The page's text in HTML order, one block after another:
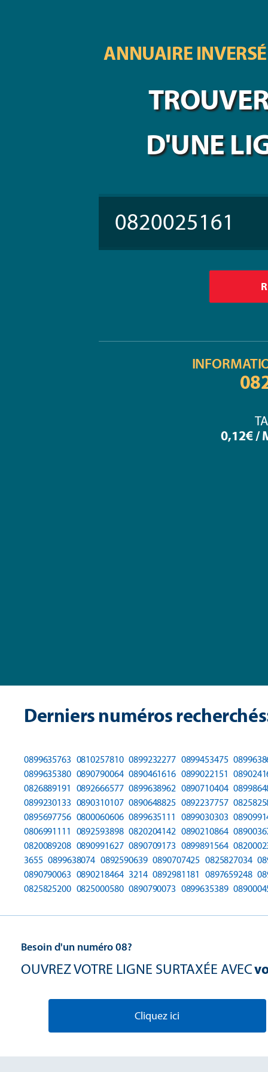
ANNUAIRE
D'UNE
0,12€ /
Derniers numéros
0899635763 0810257810 0899232277 0899453475
0899635380 0890790064 0890461616 0899022151
0826889191 0892666577 0899638962 0890710404
0899230133 0890310107 0890648825 0892237757
0895697756 0800060606 0899635111 0899030303
0806991111 0892593898 0820204142 0890210864
0820089208 0890991627 0890709173 0899891564
3655 0899638074 0892590639 0890707425 0825827034
0890790063 0890218464 3214 0892981181 0897659248
0825825200 0825000580 0890790073 0899635389
Besoin d'un numéro 08?
OUVREZ VOTRE LIGNE SURTAXÉE AVEC
Cliquez ici